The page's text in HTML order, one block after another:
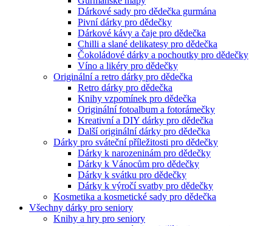
Dárkové sady pro dědečka gurmána
Pivní dárky pro dědečky
Dárkové kávy a čaje pro dědečka
Chilli a slané delikatesy pro dědečka
Čokoládové dárky a pochoutky pro dědečky
Víno a likéry pro dědečky
Originální a retro dárky pro dědečka
Retro dárky pro dědečka
Knihy vzpomínek pro dědečka
Originální fotoalbum a fotorámečky
Kreativní a DIY dárky pro dědečka
Další originální dárky pro dědečka
Dárky pro sváteční příležitosti pro dědečky
Dárky k narozeninám pro dědečky
Dárky k Vánocům pro dědečky
Dárky k svátku pro dědečky
Dárky k výročí svatby pro dědečky
Kosmetika a kosmetické sady pro dědečka
Všechny dárky pro seniory
Knihy a hry pro seniory